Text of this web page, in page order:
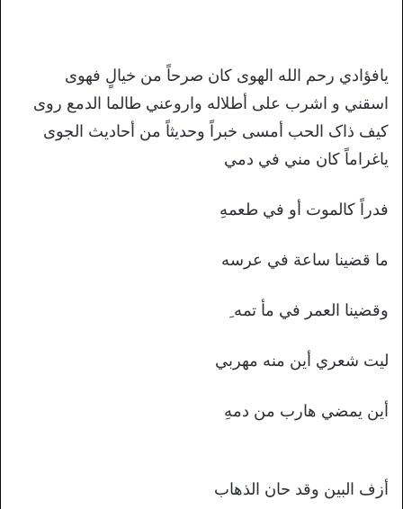
یافؤادي رحم الله الهوی کان صرحاً من خیالٍ فهوی
اسقني و اشرب علی أطلاله واروعني طالما الدمع روی
کیف ذاک الحب أمسی خبراً وحدیثاً من أحادیث الجوی
یاغراماً کان مني في دمي
فدراً کالموت أو في طعمهِ
ما قضینا ساعة في عرسه
وقضینا العمر في مأ تمه ِ
لیت شعري أین منه مهربي
أین یمضي هارب من دمهِ
أزف البین وقد حان الذهاب